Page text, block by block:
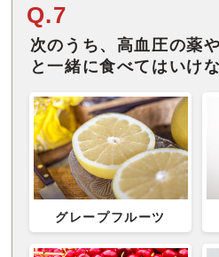
Q.7
次のうち、高血圧の薬
と一緒に食べてはいけ
グレープフルーツ